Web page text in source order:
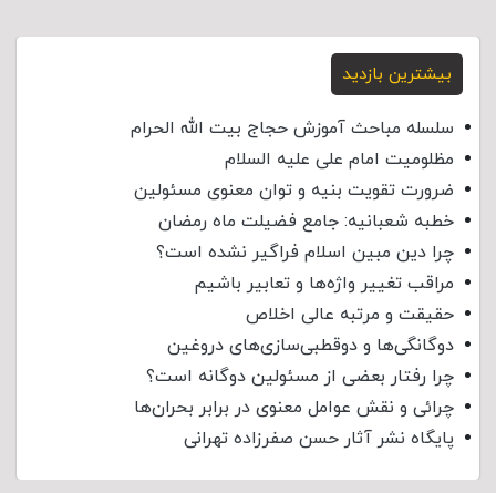
بیشترین بازدید
سلسله مباحث آموزش حجاج بیت الله الحرام
مظلومیت امام علی علیه السلام
ضرورت تقویت بنیه و توان معنوی مسئولین
خطبه شعبانیه: جامع فضیلت ماه رمضان
چرا دین مبین اسلام فراگیر نشده است؟
مراقب تغییر واژه‌ها و تعابیر باشیم
حقیقت و مرتبه عالی اخلاص
دوگانگی‌ها و دوقطبی‌سازی‌های دروغین
چرا رفتار بعضی از مسئولین دوگانه است؟
چرائی و نقش عوامل معنوی در برابر بحران‌ها
پایگاه نشر آثار حسن صفرزاده تهرانی